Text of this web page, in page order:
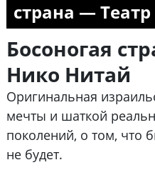
страна —
Босоногая
Нико Нитай
Оригинальная
мечты и шаткой
поколений, о том, что
не будет.